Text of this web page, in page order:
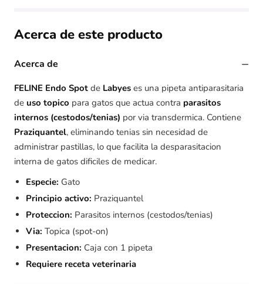
Acerca de este producto
Acerca de −
FELINE Endo Spot de Labyes es una pipeta antiparasitaria
de uso topico para gatos que actua contra parasitos
internos (cestodos/tenias) por via transdermica. Contiene
Praziquantel, eliminando tenias sin necesidad de
administrar pastillas, lo que facilita la desparasitacion
interna de gatos dificiles de medicar.
Especie: Gato
Principio activo: Praziquantel
Proteccion: Parasitos internos (cestodos/tenias)
Via: Topica (spot-on)
Presentacion: Caja con 1 pipeta
Requiere receta veterinaria